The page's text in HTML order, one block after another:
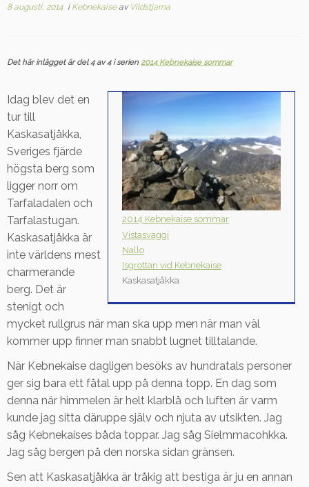
8 augusti, 2014 i Kebnekaiseav Vildstjarna
Det här inlägget är del 4 av 4 i serien2014 Kebnekaise sommar
2014 Kebnekaise sommar
Vistasvaggi
Nallo
Isgrottan vid Kebnekaise
Kaskasatjåkka
Idag blev det en
tur till
Kaskasatjåkka,
Sveriges fjärde
högsta berg som
ligger norr om
Tarfaladalen och
Tarfalastugan.
Kaskasatjåkka är
inte världens mest
charmerande
berg. Det är
stenigt och
mycket rullgrus när man ska upp men när man väl
kommer upp finner man snabbt lugnet tilltalande.
När Kebnekaise dagligen besöks av hundratals personer
ger sig bara ett fåtal upp på denna topp. En dag som
denna när himmelen är helt klarblå och luften är varm
kunde jag sitta däruppe själv och njuta av utsikten. Jag
såg Kebnekaises båda toppar. Jag såg Sielmmacohkka.
Jag såg bergen på den norska sidan gränsen.
Sen att Kaskasatjåkka är tråkig att bestiga är ju en annan